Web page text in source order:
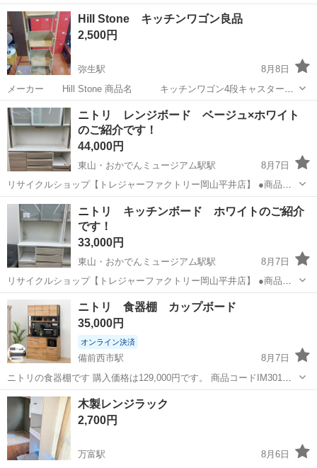
に便利なコンセントホール付 ■スライド棚板は出し入れスムーズな金
属レールを採用 (上部オープン部内寸)幅54.5×奥35.7×高39.8cm、(下部
オー...
岡山 倉敷市 収納家具 ヴィンテージ
Hill Stone キッチンワゴン良品
2,500円
弥生駅
8月8日
メーカー Hill Stone 商品名 キッチンワゴン4段キャスター付
き 一度撮影の為組み立てました、キャスターは梱包時のままで取り付
けていません。 ＊専用箱はありません 付属品 キャスター4つ＋吊り下
げフック4...
岡山 倉敷市 弥生駅 収納家具 キャスター
ニトリ レンジボード ベージュ×ホワイト
のご紹介です！
44,000円
東山・おかでんミュージアム駅駅
8月7日
リサイクルショップ【トレジャーファクトリー岡山平井店】 ●商品情
報 アイテム名：レンジボード ブランド ：ニトリ サイズ ：横幅
140㎝×奥行50㎝×高さ210㎝ 状態 ：中古品の為細々傷がありま
す。店頭でお確かめ...
岡山 岡山市 東山・おかでんミュージアム駅駅 収納家具
貸し出し
ニトリ キッチンボード ホワイトのご紹介
です！
33,000円
東山・おかでんミュージアム駅駅
8月7日
リサイクルショップ【トレジャーファクトリー岡山平井店】 ●商品情
報 アイテム名：キッチンボード ブランド ：ニトリ サイズ ：横
幅100㎝×奥行50㎝×高さ200㎝ 状態 ：中古品の為細々傷があり
ます。店頭でお確か...
岡山 東山・おかでんミュージアム駅駅
貸し出し
ニトリ 食器棚 カップボード
35,000円
オンライン決済
備前西市駅
8月7日
ニトリの食器棚です 購入価格は129,000円です。 商品コードIM301
HQ120MG LBR/BK 1年半くらい使用していましたが、引っ越しをしサ
イズが絶妙に合わなくて泣く泣く出品です。 いまは引っ越し後で3つ
に分...
岡山 岡山市 備前西市駅 収納家具
木製レンジラック
2,700円
万富駅
8月6日